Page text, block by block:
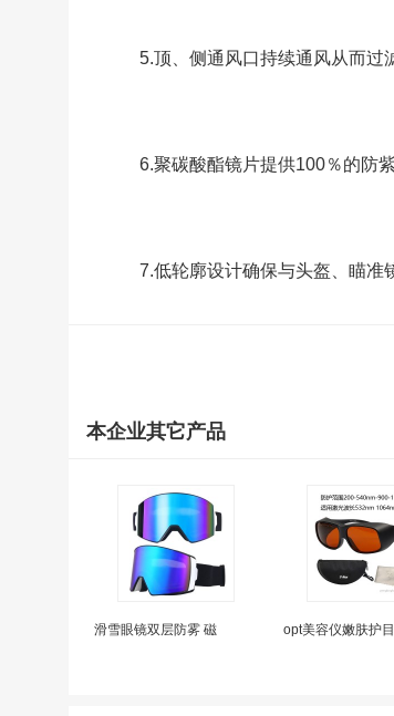
5.顶、侧通风口持续通风从而过
6.聚碳酸酯镜片提供100％的防
7.低轮廓设计确保与头盔、瞄准
本企业其它产品
滑雪眼镜双层防雾 磁 opt美容仪嫩肤护